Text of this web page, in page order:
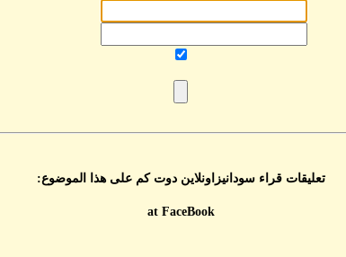
تعليقات قراء سودانيزاونلاين دوت كم على هذا الموضوع:
at FaceBook